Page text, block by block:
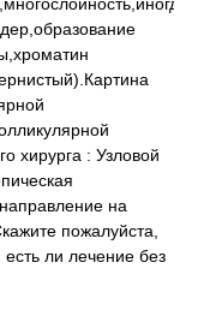
хирурга : Узловой
на
пожалуйста,
ли лечение без